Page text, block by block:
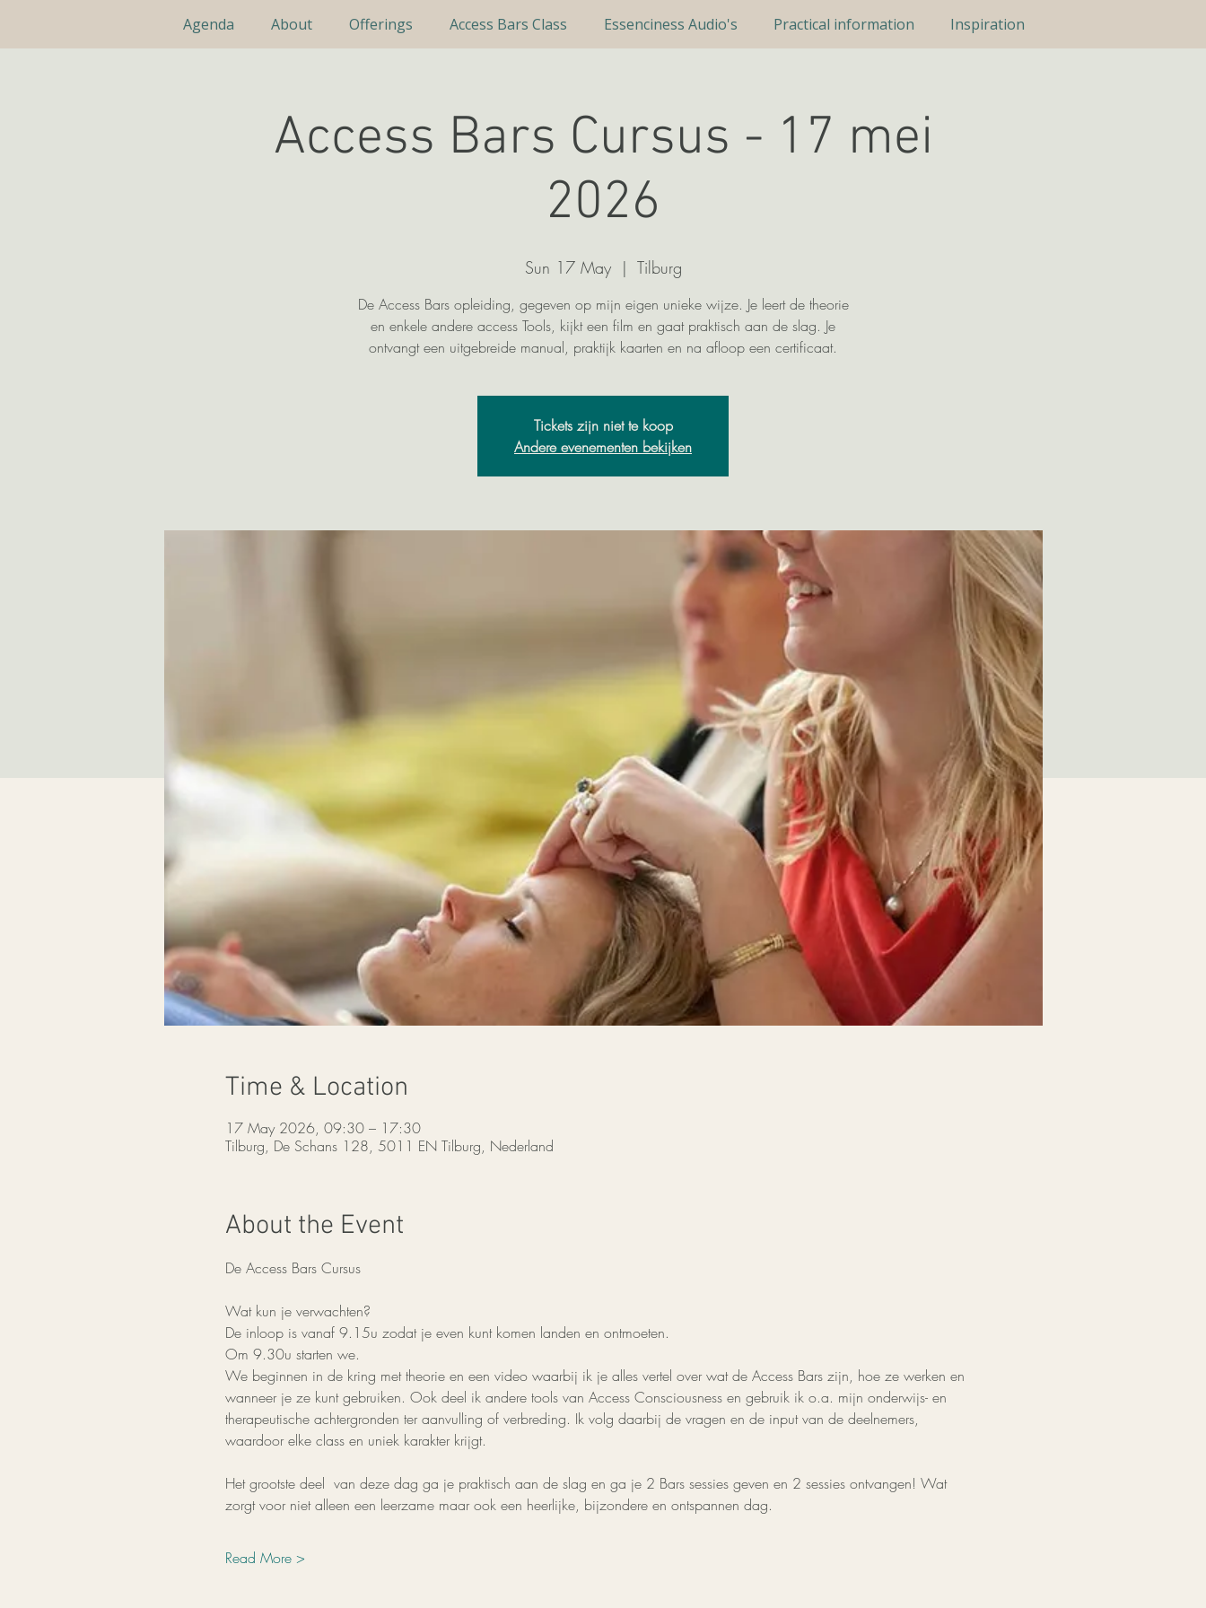
Agenda About Offerings Access Bars Class Essenciness Audio's Practical information Inspiration
Access Bars Cursus - 17 mei
2026
Sun 17 May
  |
Tilburg
De Access Bars opleiding, gegeven op mijn eigen unieke wijze. Je leert de theorie
en enkele andere access Tools, kijkt een film en gaat praktisch aan de slag. Je
ontvangt een uitgebreide manual, praktijk kaarten en na afloop een certificaat.
Tickets zijn niet te koop
Andere evenementen bekijken
Time & Location
17 May 2026, 09:30 – 17:30
Tilburg, De Schans 128, 5011 EN Tilburg, Nederland
About the Event
De Access Bars Cursus
Wat kun je verwachten?
De inloop is vanaf 9.15u zodat je even kunt komen landen en ontmoeten.
Om 9.30u starten we.
We beginnen in de kring met theorie en een video waarbij ik je alles vertel over wat de Access Bars zijn, hoe ze werken en
wanneer je ze kunt gebruiken. Ook deel ik andere tools van Access Consciousness en gebruik ik o.a. mijn onderwijs- en
therapeutische achtergronden ter aanvulling of verbreding. Ik volg daarbij de vragen en de input van de deelnemers,
waardoor elke class en uniek karakter krijgt.
Het grootste deel  van deze dag ga je praktisch aan de slag en ga je 2 Bars sessies geven en 2 sessies ontvangen! Wat
zorgt voor niet alleen een leerzame maar ook een heerlijke, bijzondere en ontspannen dag.
Read More >